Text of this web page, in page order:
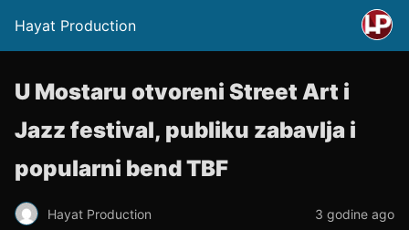
Hayat Production
U Mostaru otvoreni Street Art i
Jazz festival, publiku zabavlja i
popularni bend TBF
Hayat Production 3 godine ago